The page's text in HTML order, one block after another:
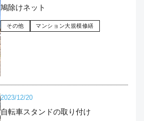
鳩除けネット
その他 マンション大規模修繕
2023/12/20
自転車スタンドの取り付け